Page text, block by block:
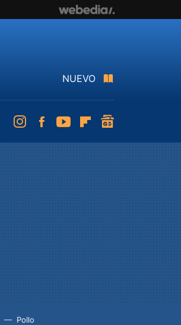
NUEVO
InstagramFacebookYoutubeFlipboard
Pollo